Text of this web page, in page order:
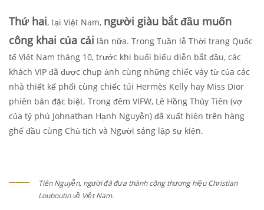
Thứ hai, tại Việt Nam, người giàu bắt đầu muốn
công khai của cải lần nữa. Trong Tuần lễ Thời trang Quốc
tế Việt Nam tháng 10, trước khi buổi biểu diễn bắt đầu, các
khách VIP đã được chụp ảnh cùng những chiếc váy từ của các
nhà thiết kế phối cùng chiếc túi Hermès Kelly hay Miss Dior
phiên bản đặc biệt. Trong đêm VIFW, Lê Hồng Thủy Tiên (vợ
của tỷ phú Johnathan Hạnh Nguyễn) đã xuất hiện trên hàng
ghế đầu cùng Chủ tịch và Người sáng lập sự kiện.
Tiên Nguyễn, người đã đưa thành công thương hiệu Christian
Louboutin về Việt Nam.